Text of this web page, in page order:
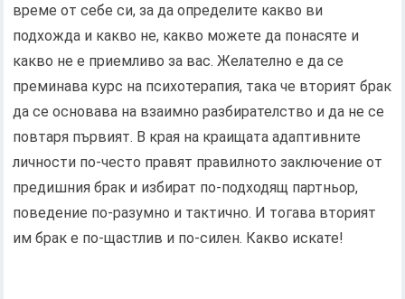
време от себе си, за да определите какво ви
подхожда и какво не, какво можете да понасяте и
какво не е приемливо за вас. Желателно е да се
преминава курс на психотерапия, така че вторият брак
да се основава на взаимно разбирателство и да не се
повтаря първият. В края на краищата адаптивните
личности по-често правят правилното заключение от
предишния брак и избират по-подходящ партньор,
поведение по-разумно и тактично. И тогава вторият
им брак е по-щастлив и по-силен. Какво искате!